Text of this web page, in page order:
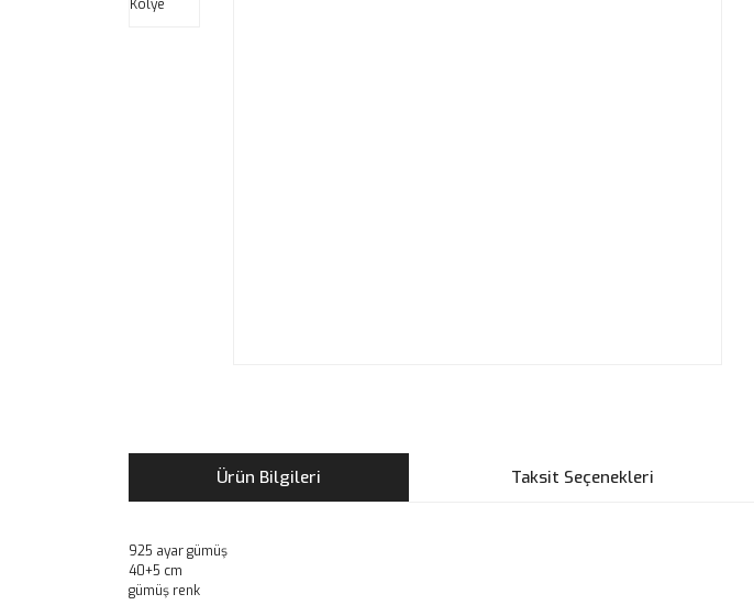
Ürün Bilgileri Taksit Seçenekleri
925 ayar gümüş
40+5 cm
gümüş renk